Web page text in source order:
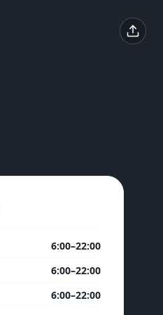
6:00–22:00
6:00–22:00
6:00–22:00